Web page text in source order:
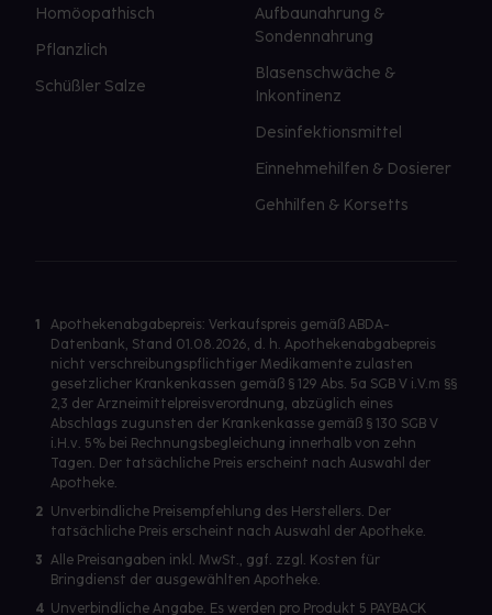
Homöopathisch
Pflanzlich
Schüßler Salze
Aufbaunahrung &
Sondennahrung
Blasenschwäche &
Inkontinenz
Desinfektionsmittel
Einnehmehilfen & Dosierer
Gehhilfen & Korsetts
1
Apothekenabgabepreis: Verkaufspreis gemäß ABDA-
Datenbank, Stand 01.08.2026, d. h. Apothekenabgabepreis
nicht verschreibungspflichtiger Medikamente zulasten
gesetzlicher Krankenkassen gemäß § 129 Abs. 5a SGB V i.V.m §§
2,3 der Arzneimittelpreisverordnung, abzüglich eines
Abschlags zugunsten der Krankenkasse gemäß § 130 SGB V
i.H.v. 5% bei Rechnungsbegleichung innerhalb von zehn
Tagen. Der tatsächliche Preis erscheint nach Auswahl der
Apotheke.
2 Unverbindliche Preisempfehlung des Herstellers. Der
tatsächliche Preis erscheint nach Auswahl der Apotheke.
3 Alle Preisangaben inkl. MwSt., ggf. zzgl. Kosten für
Bringdienst der ausgewählten Apotheke.
4 Unverbindliche Angabe. Es werden pro Produkt 5 PAYBACK